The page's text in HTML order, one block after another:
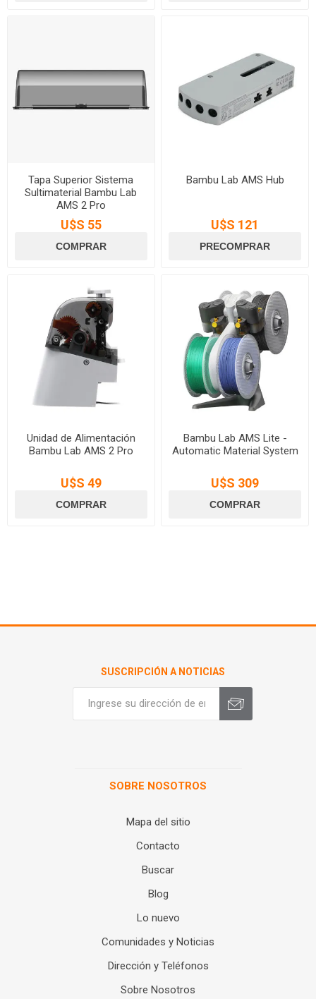
Tapa Superior Sistema
Sultimaterial Bambu Lab
AMS 2 Pro
U$S 55
Bambu Lab AMS Hub
U$S 121
Unidad de Alimentación
Bambu Lab AMS 2 Pro
U$S 49
Bambu Lab AMS Lite -
Automatic Material System
U$S 309
SUSCRIPCIÓN A NOTICIAS
SOBRE NOSOTROS
Mapa del sitio
Contacto
Buscar
Blog
Lo nuevo
Comunidades y Noticias
Dirección y Teléfonos
Sobre Nosotros